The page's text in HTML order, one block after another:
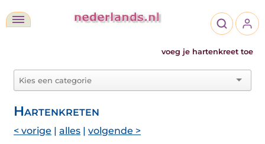
voeg je hartenkreet toe
Hartenkreten
< vorige | alles | volgende >